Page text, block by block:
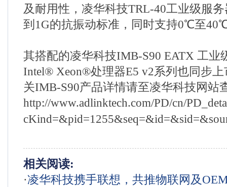
及耐用性，凌华科技TRL-40工业级服
到1G的抗振动标准，同时支持0℃至
其搭配的凌华科技IMB-S90 EATX 工业
Intel® Xeon®处理器E5 v2系列也同步
关IMB-S90产品详情请至凌华科技网站
http://www.adlinktech.com/PD/cn/
相关阅读:
·凌华科技携手联想，共推物联网及